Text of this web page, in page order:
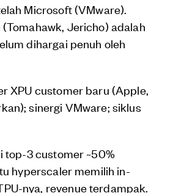
Microsoft (VMware).
Jericho) adalah
dihargai penuh oleh
XPU customer baru (Apple,
sinergi VMware; siklus
top-3 customer ~50%
hyperscaler memilih in-
nya, revenue terdampak.